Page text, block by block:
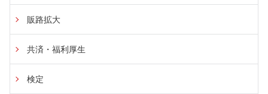
販路拡大
共済・福利厚生
検定